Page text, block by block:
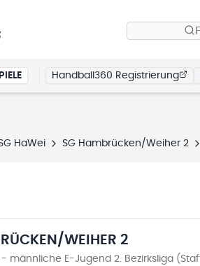
Handball360 Registrierung
HaWei SG Hambrücken/Weiher 2
WEIHER 2
männliche E-Jugend 2. Bezirksliga